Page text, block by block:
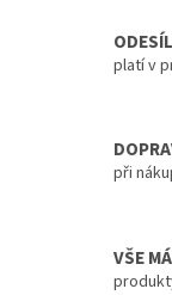
platí v
při
VŠE